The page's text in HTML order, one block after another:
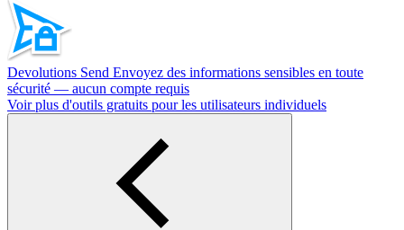
Devolutions Send Envoyez des informations sensibles en toute
sécurité — aucun compte requis
Voir plus d'outils gratuits pour les utilisateurs individuels